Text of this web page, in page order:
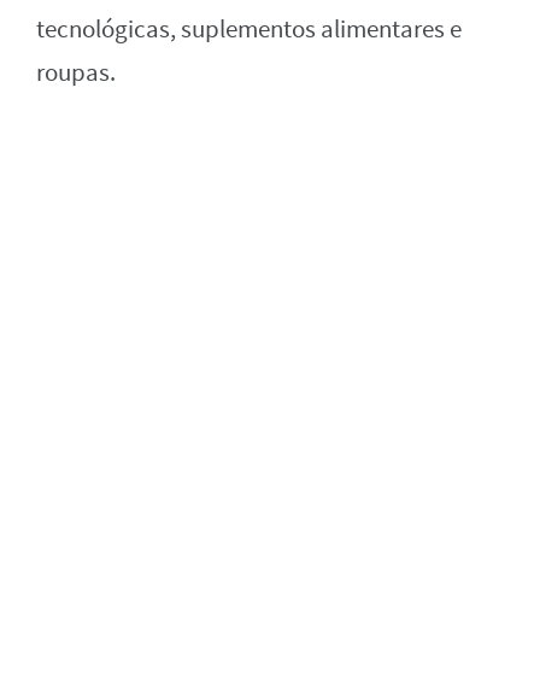
tecnológicas, suplementos alimentares e
roupas.